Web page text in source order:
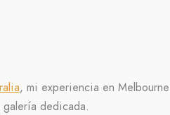
, mi experiencia en Melbourne
dedicada.